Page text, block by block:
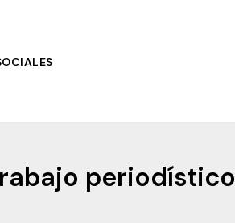
periodístico